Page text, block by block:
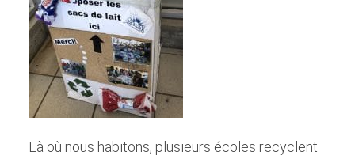
Là où nous habitons, plusieurs écoles recyclent